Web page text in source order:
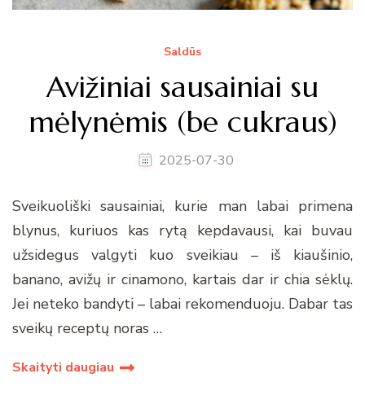
Saldūs
Avižiniai sausainiai su
mėlynėmis (be cukraus)
2025-07-30
Sveikuoliški sausainiai, kurie man labai primena
blynus, kuriuos kas rytą kepdavausi, kai buvau
užsidegus valgyti kuo sveikiau – iš kiaušinio,
banano, avižų ir cinamono, kartais dar ir chia sėklų.
Jei neteko bandyti – labai rekomenduoju. Dabar tas
sveikų receptų noras …
Skaityti daugiau